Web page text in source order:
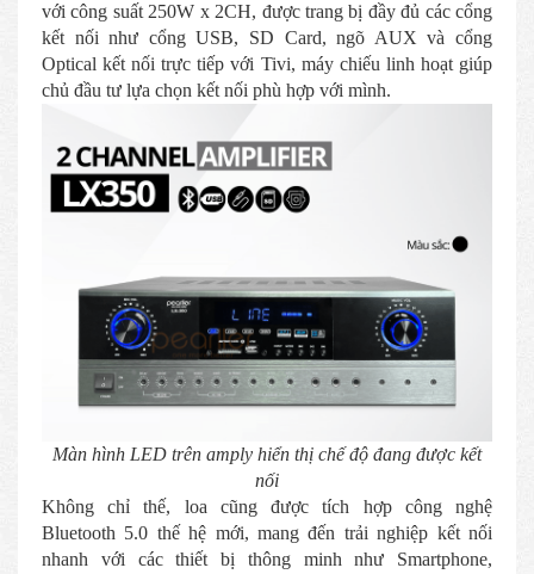
với công suất 250W x 2CH, được trang bị đầy đủ các cổng
kết nối như cổng USB, SD Card, ngõ AUX và cổng
Optical kết nối trực tiếp với Tivi, máy chiếu linh hoạt giúp
chủ đầu tư lựa chọn kết nối phù hợp với mình.
Màn hình LED trên amply hiển thị chế độ đang được kết
nối
Không chỉ thế, loa cũng được tích hợp công nghệ
Bluetooth 5.0 thế hệ mới, mang đến trải nghiệp kết nối
nhanh với các thiết bị thông minh như Smartphone,